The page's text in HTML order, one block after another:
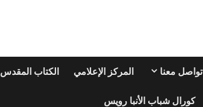
تواصل معنا المركز الإعلامي الكتاب المقدس
كورال شباب الأنبا رويس